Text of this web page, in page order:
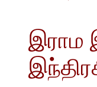
இராம